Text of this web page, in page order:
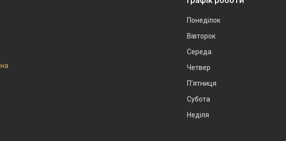
Понеділок
Вівторок
Середа
Четвер
Пʼятниця
Субота
Неділя